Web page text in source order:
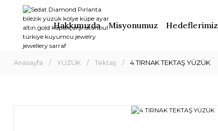
Hakkımızda Misyonumuz Hedeflerimiz
Anasayfa YÜZÜK Tektaş 4 TIRNAK TEKTAŞ YÜZÜK